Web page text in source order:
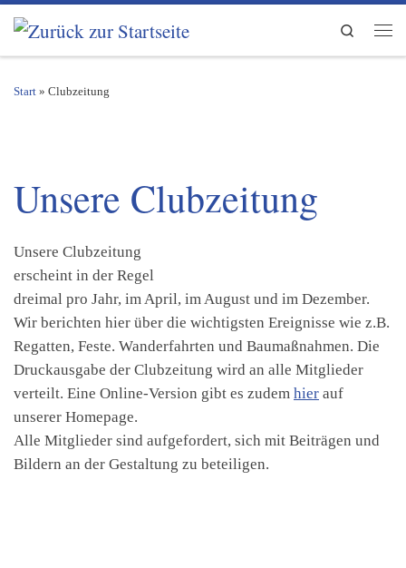
Zum Inhalt springen
Search
Start » Clubzeitung
Unsere Clubzeitung
Unsere Clubzeitung
erscheint in der Regel
dreimal pro Jahr, im April, im August und im Dezember.
Wir berichten hier über die wichtigsten Ereignisse wie z.B.
Regatten, Feste. Wanderfahrten und Baumaßnahmen. Die
Druckausgabe der Clubzeitung wird an alle Mitglieder
verteilt. Eine Online-Version gibt es zudem hier auf
unserer Homepage.
Alle Mitglieder sind aufgefordert, sich mit Beiträgen und
Bildern an der Gestaltung zu beteiligen.